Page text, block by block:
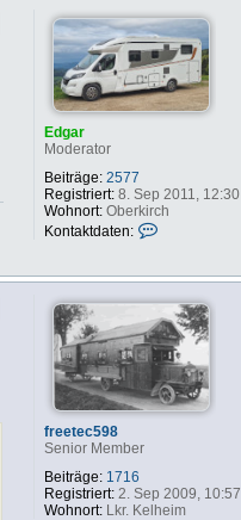
Edgar
Moderator
Beiträge: 2577
Registriert:8. Sep 2011, 12:30
Wohnort:Oberkirch
Kontaktdaten:
t
k
t
d
a
t
e
n
d
g
freetec598
Senior Member
Beiträge: 1716
Registriert:2. Sep 2009, 10:57
Wohnort:Lkr. Kelheim